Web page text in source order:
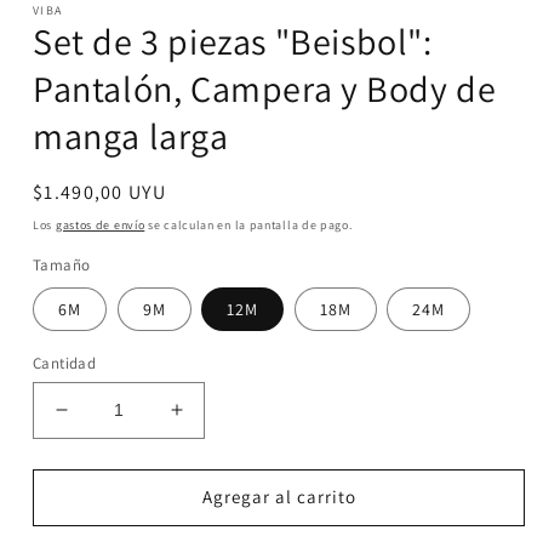
multimedia
1
en
ventana
modal
VIBA
Set de 3 piezas "Beisbol":
Pantalón, Campera y Body de
manga larga
Precio
habitual
$1.490,00 UYU
Los gastos de envío se calculan en la pantalla de pago.
Tamaño
6M 9M 12M 18M 24M
Cantidad
Reducir
cantidad
para
de
Aumentar
cantidad
para
Set
de
Agregar al carrito